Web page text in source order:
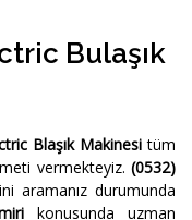
Bulaşık
Blaşık Makinesitüm
vermekteyiz. (0532)
aramanız durumunda
konusunda uzman